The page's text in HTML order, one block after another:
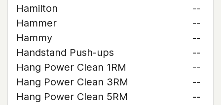
Hamilton
--
Hammer
--
Hammy
--
Handstand Push-ups
--
Hang Power Clean 1RM
--
Hang Power Clean 3RM
--
Hang Power Clean 5RM
--